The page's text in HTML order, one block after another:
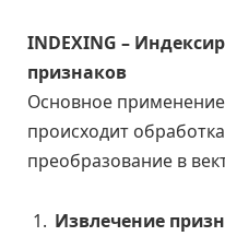
INDEXING –
признаков
Основное
происходит
преобразование в
Извлечение